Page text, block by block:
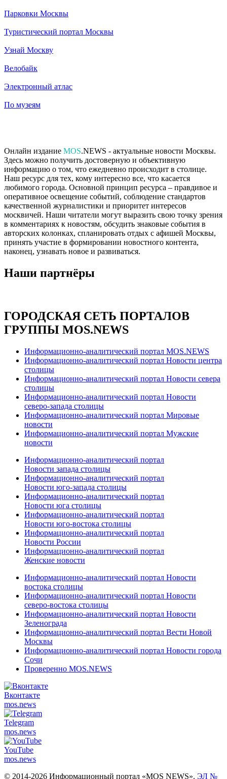
Парковки Москвы
Туристический портал Москвы
Узнай Москву
Велобайк
Электронный атлас
По музеям
Онлайн издание MOS.NEWS - актуальные новости Москвы.
Здесь можно получить достоверную и объективную
информацию о том, что ежедневно происходит в столице.
Наш ресурс для тех, кому интересно все, что касается
любимого города. Основной принцип ресурса – правдивое и
оперативное освещение событий, соблюдение стандартов
качественной журналистики и приоритет интересов
москвичей. Наши читатели могут выразить свою точку зрения
в комментариях к новостям, обсудить знаковые события в
авторских колонках, спланировать отдых с афишей Москвы,
принять участие в формировании новостного контента,
наконец, узнавать новое и развиваться.
Наши партнёры
ГОРОДСКАЯ СЕТЬ ПОРТАЛОВ
ГРУППЫ MOS.NEWS
Информационно-аналитический портал MOS.NEWS
Информационно-аналитический портал Новости центра
столицы
Информационно-аналитический портал Новости севера
столицы
Информационно-аналитический портал Новости
северо-запада столицы
Информационно-аналитический портал Мировые
новости
Информационно-аналитический портал Мужские
новости
Информационно-аналитический портал
Новости запада столицы
Информационно-аналитический портал
Новости юго-запада столицы
Информационно-аналитический портал
Новости юга столицы
Информационно-аналитический портал
Новости юго-востока столицы
Информационно-аналитический портал
Новости России
Информационно-аналитический портал
Женские новости
Информационно-аналитический портал Новости
востока столицы
Информационно-аналитический портал Новости
северо-востока столицы
Информационно-аналитический портал Новости
Зеленограда
Информационно-аналитический портал Вести Новой
Москвы
Информационно-аналитический портал Новости города
Сочи
Проверенно MOS.NEWS
Вконтакте
mos.news
Telegram
mos.news
YouTube
mos.news
© 2014-2026 Информационный портал «MOS NEWS». ЭЛ №